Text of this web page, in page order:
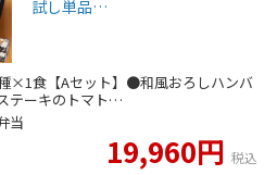
試し単品…
×1食【Aセット】●和風おろしハンバ
テーキのトマト…
当
19,960円 税込